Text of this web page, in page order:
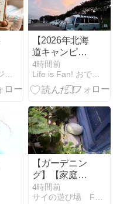
[”いま”話題]のジャンル速報スペシャルまとめ
【2026年北海
道キャンピン
グカー旅】86
日目 本日も青
空スタートの
園キャンプ
場」走行充電
の調子が悪い
との相談を受
け、設定変更
で無事に解
決！今日はリ
ンゴや食パ
4時間前
Life is Fan! おでかけ部 - バンライフ
【ガーデニン
グ】【家庭菜
園】都プリン
スを・・・収
4時間前
サイの遊び場 Family Life